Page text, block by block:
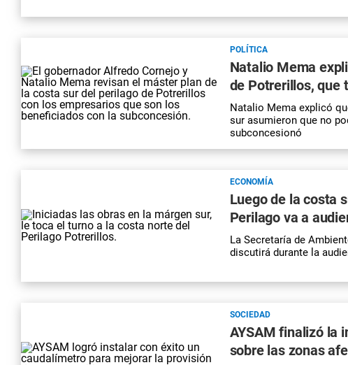
POLÍTICA
Natalio Mema
de Potrerillos, que
Natalio Mema explicó
sur asumieron que no
subconcesionó
ECONOMÍA
Luego de la costa
Perilago va a
La Secretaría de
discutirá durante la
SOCIEDAD
AYSAM finalizó la
sobre las zonas